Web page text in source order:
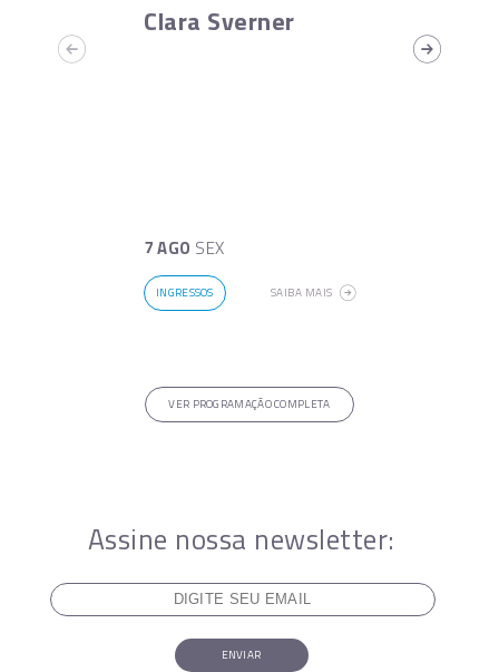
Clara Sverner
7 AGO SEX
INGRESSOS SAIBA MAIS
VER PROGRAMAÇÃO COMPLETA
Assine nossa newsletter:
ENVIAR